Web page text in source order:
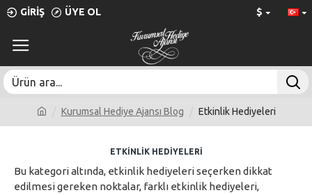
GIRIŞ ÜYE OL $
Kurumsal Hediye Ajansı Blog Etkinlik Hediyeleri
ETKINLIK HEDIYELERI
Bu kategori altında, etkinlik hediyeleri seçerken dikkat
edilmesi gereken noktalar, farklı etkinlik hediyeleri,